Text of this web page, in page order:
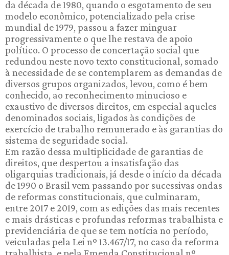
da década de 1980, quando o esgotamento de seu
modelo econômico, potencializado pela crise
mundial de 1979, passou a fazer minguar
progressivamente o que lhe restava de apoio
político. O processo de concertação social que
redundou neste novo texto constitucional, somado
à necessidade de se contemplarem as demandas de
diversos grupos organizados, levou, como é bem
conhecido, ao reconhecimento minucioso e
exaustivo de diversos direitos, em especial aqueles
denominados sociais, ligados às condições de
exercício de trabalho remunerado e às garantias do
sistema de seguridade social.
Em razão dessa multiplicidade de garantias de
direitos, que despertou a insatisfação das
oligarquias tradicionais, já desde o início da década
de 1990 o Brasil vem passando por sucessivas ondas
de reformas constitucionais, que culminaram,
entre 2017 e 2019, com as edições das mais recentes
e mais drásticas e profundas reformas trabalhista e
previdenciária de que se tem notícia no período,
veiculadas pela Lei nº 13.467/17, no caso da reforma